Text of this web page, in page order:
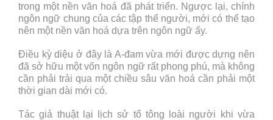
trong một nền văn hoá đã phát triển. Ngược lại, chính
ngôn ngữ chung của các tập thể người, mới có thể tạo
nên một nền văn hoá dựa trên ngôn ngữ ấy.
Điều kỳ diệu ở đây là A-đam vừa mới được dựng nên
đã sở hữu một vốn ngôn ngữ rất phong phú, mà không
cần phải trải qua một chiều sâu văn hoá cần phải một
thời gian dài mới có.
Tác giả thuật lại lịch sử tổ tông loài người khi vừa